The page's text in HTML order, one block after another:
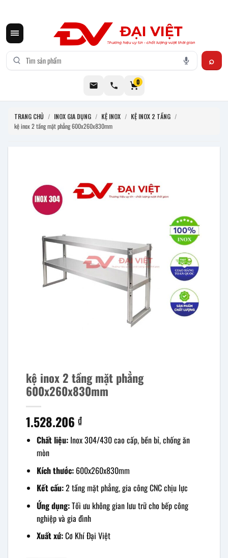
0
TRANG CHỦ / INOX GIA DỤNG / KỆ INOX / KỆ INOX 2 TẦNG /
kệ inox 2 tầng mặt phẳng 600x260x830mm
kệ inox 2 tầng mặt phẳng
600x260x830mm
1.528.206 ₫
Chất liệu:Inox 304/430 cao cấp, bền bỉ, chống ăn
mòn
Kích thước:600x260x830mm
Kết cấu:2 tầng mặt phẳng, gia công CNC chịu lực
Ứng dụng:Tối ưu không gian lưu trữ cho bếp công
nghiệp và gia đình
Xuất xứ:Cơ Khí Đại Việt